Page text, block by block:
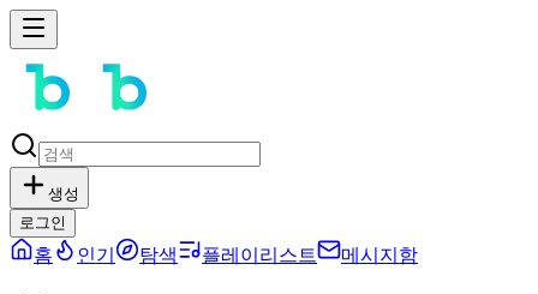
생성
로그인
홈 인기 탐색 플레이리스트 메시지함